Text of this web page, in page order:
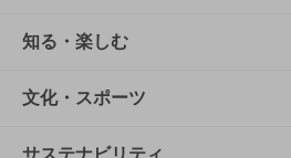
商品TOP
商品一覧
商品発売情報
知る・楽しむ
知る・楽しむTOP
キャンペーン
文化・スポーツ
文化・スポーツTOP